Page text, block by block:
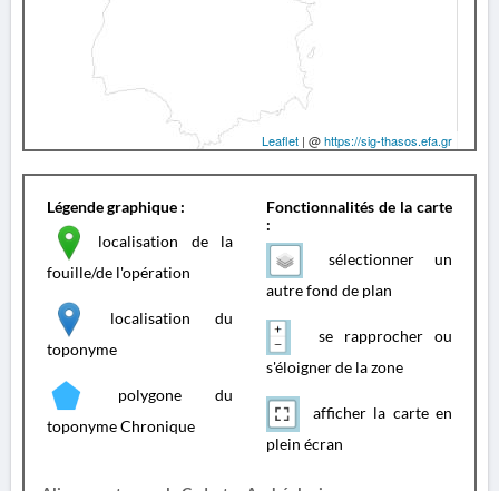
Leaflet | @https://sig-thasos.efa.gr
Légende graphique :
localisation de la
fouille/de l'opération
localisation du
toponyme
polygone du
toponyme Chronique
Fonctionnalités de la carte
:
sélectionner un
autre fond de plan
se rapprocher ou
s'éloigner de la zone
afficher la carte en
plein écran